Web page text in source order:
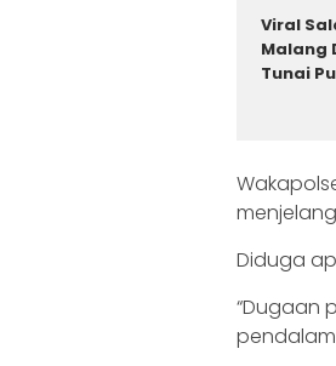
Viral
Malang
Tunai
Diduga
“Dugaan